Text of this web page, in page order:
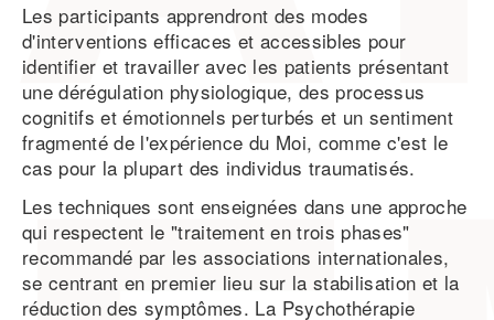
Les participants apprendront des modes
d'interventions efficaces et accessibles pour
identifier et travailler avec les patients présentant
une dérégulation physiologique, des processus
cognitifs et émotionnels perturbés et un sentiment
fragmenté de l'expérience du Moi, comme c'est le
cas pour la plupart des individus traumatisés.
Les techniques sont enseignées dans une approche
qui respectent le "traitement en trois phases"
recommandé par les associations internationales,
se centrant en premier lieu sur la stabilisation et la
réduction des symptômes. La Psychothérapie